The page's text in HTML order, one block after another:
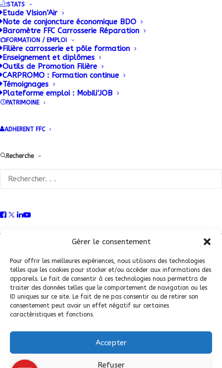
Gérer le consentement
Pour offrir les meilleures expériences, nous utilisons des technologies
telles que les cookies pour stocker et/ou accéder aux informations des
appareils. Le fait de consentir à ces technologies nous permettra de
traiter des données telles que le comportement de navigation ou les
ID uniques sur ce site. Le fait de ne pas consentir ou de retirer son
consentement peut avoir un effet négatif sur certaines
caractéristiques et fonctions.
Accepter
Refuser
STATS
Etude VIsion’Air
Note de conjoncture économique BDO
Baromètre FFC Carrosserie Réparation
FORMATION / EMPLOI
Filière carrosserie et pôle formation
Enseignement et diplômes
Outils de Promotion Filière
CARPROMO : Formation continue
Témoignages
Plateforme emploi : Mobili’JOB
PATRIMOINE
ADHERENT FFC
Recherche
Politique de confidentialité
© 2026 Fédération Française de Carrosserie Industrie et Services. |
Tous droits réservés.